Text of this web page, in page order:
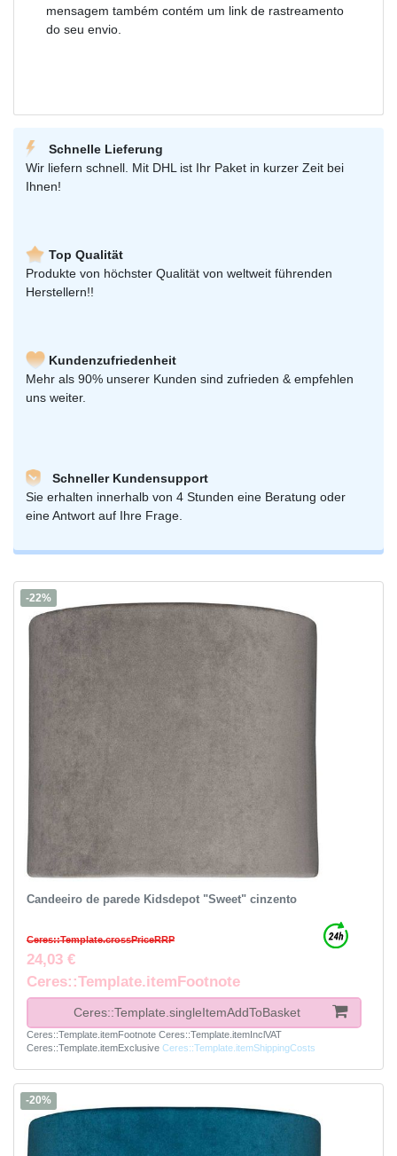
mensagem também contém um link de rastreamento
do seu envio.
Schnelle Lieferung
Wir liefern schnell. Mit DHL ist Ihr Paket in kurzer Zeit bei
Ihnen!
Top Qualität
Produkte von höchster Qualität von weltweit führenden
Herstellern!!
Kundenzufriedenheit
Mehr als 90% unserer Kunden sind zufrieden & empfehlen
uns weiter.
Schneller Kundensupport
Sie erhalten innerhalb von 4 Stunden eine Beratung oder
eine Antwort auf Ihre Frage.
-22%
Candeeiro de parede Kidsdepot "Sweet" cinzento
Ceres::Template.crossPriceRRP
24,03 €
Ceres::Template.itemFootnote
Ceres::Template.singleItemAddToBasket
Ceres::Template.itemFootnote Ceres::Template.itemInclVAT
Ceres::Template.itemExclusive Ceres::Template.itemShippingCosts
-20%